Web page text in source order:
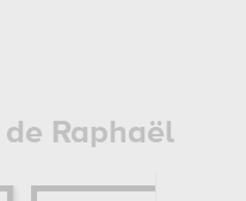
Raphaël